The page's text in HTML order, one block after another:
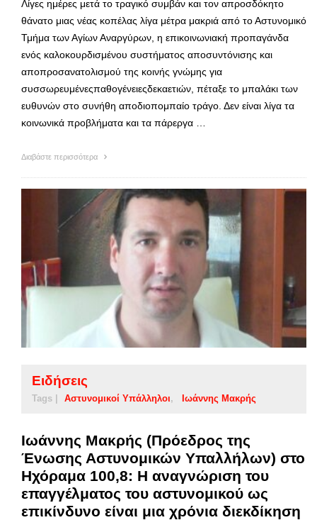
Λίγες ημέρες μετά το τραγικό συμβάν και τον απροσδόκητο
θάνατο μιας νέας κοπέλας λίγα μέτρα μακριά από το Αστυνομικό
Τμήμα των Αγίων Αναργύρων, η επικοινωνιακή προπαγάνδα
ενός καλοκουρδισμένου συστήματος αποσυντόνισης και
αποπροσανατολισμού της κοινής γνώμης για
συσσωρευμένεςπαθογένειεςδεκαετιών, πέταξε το μπαλάκι των
ευθυνών στο συνήθη αποδιοπομπαίο τράγο. Δεν είναι λίγα τα
κοινωνικά προβλήματα και τα πάρεργα …
Διαβάστε περισσότερα
Ειδήσεις
Tags | Αστυνομικοί Υπάλληλοι Ιωάννης Μακρής
Ιωάννης Μακρής (Πρόεδρος της
Ένωσης Αστυνομικών Υπαλλήλων) στο
Ηχόραμα 100,8: Η αναγνώριση του
επαγγέλματος του αστυνομικού ως
επικίνδυνο είναι μια χρόνια διεκδίκηση